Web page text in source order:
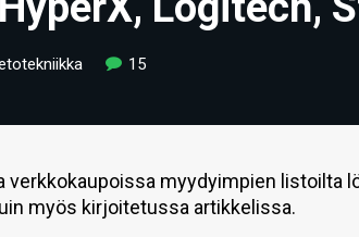
15
myydyimpien listoilta
myös kirjoitetussa artikkelissa.